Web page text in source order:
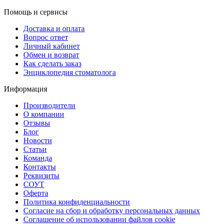
Помощь и сервисы
Доставка и оплата
Вопрос ответ
Личный кабинет
Обмен и возврат
Как сделать заказ
Энциклопедия стоматолога
Информация
Производители
О компании
Отзывы
Блог
Новости
Статьи
Команда
Контакты
Реквизиты
СОУТ
Оферта
Политика конфиденциальности
Согласие на сбор и обработку персональных данных
Соглашение об использовании файлов cookie